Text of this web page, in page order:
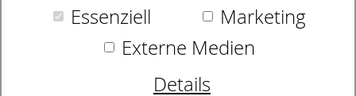
Essenziell
Marketing
Externe Medien
Details